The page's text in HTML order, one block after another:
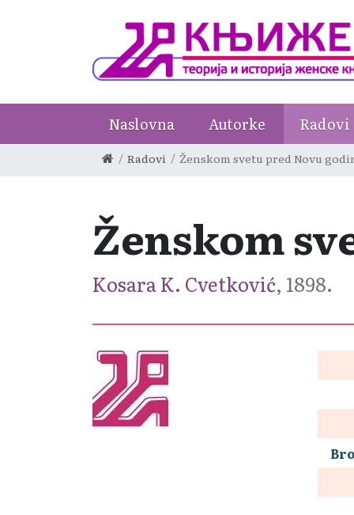
Naslovna Autorke Radovi
Radovi Ženskom svetu pred Novu
Ženskom
Kosara K. Cvetković, 1898.